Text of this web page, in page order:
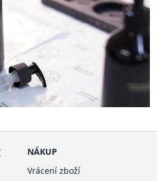
NÁKUP
Vrácení zboží